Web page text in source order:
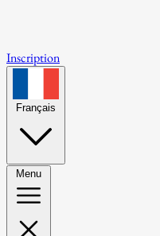
Inscription
Français
Menu